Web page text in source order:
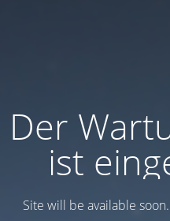
Der
ist
Site will be available